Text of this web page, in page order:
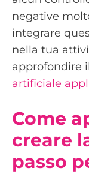
negative
integrare
nella tua
approfondire
artificiale
Come
creare
passo